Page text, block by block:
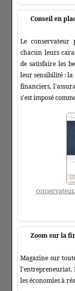
Conseil en
Le
chacun leurs
de satisfaire les
leur sensibilité : la
financiers,
s'est imposé
Zoom sur la
Magazine sur
l'entrepreneuriat.
les économies à